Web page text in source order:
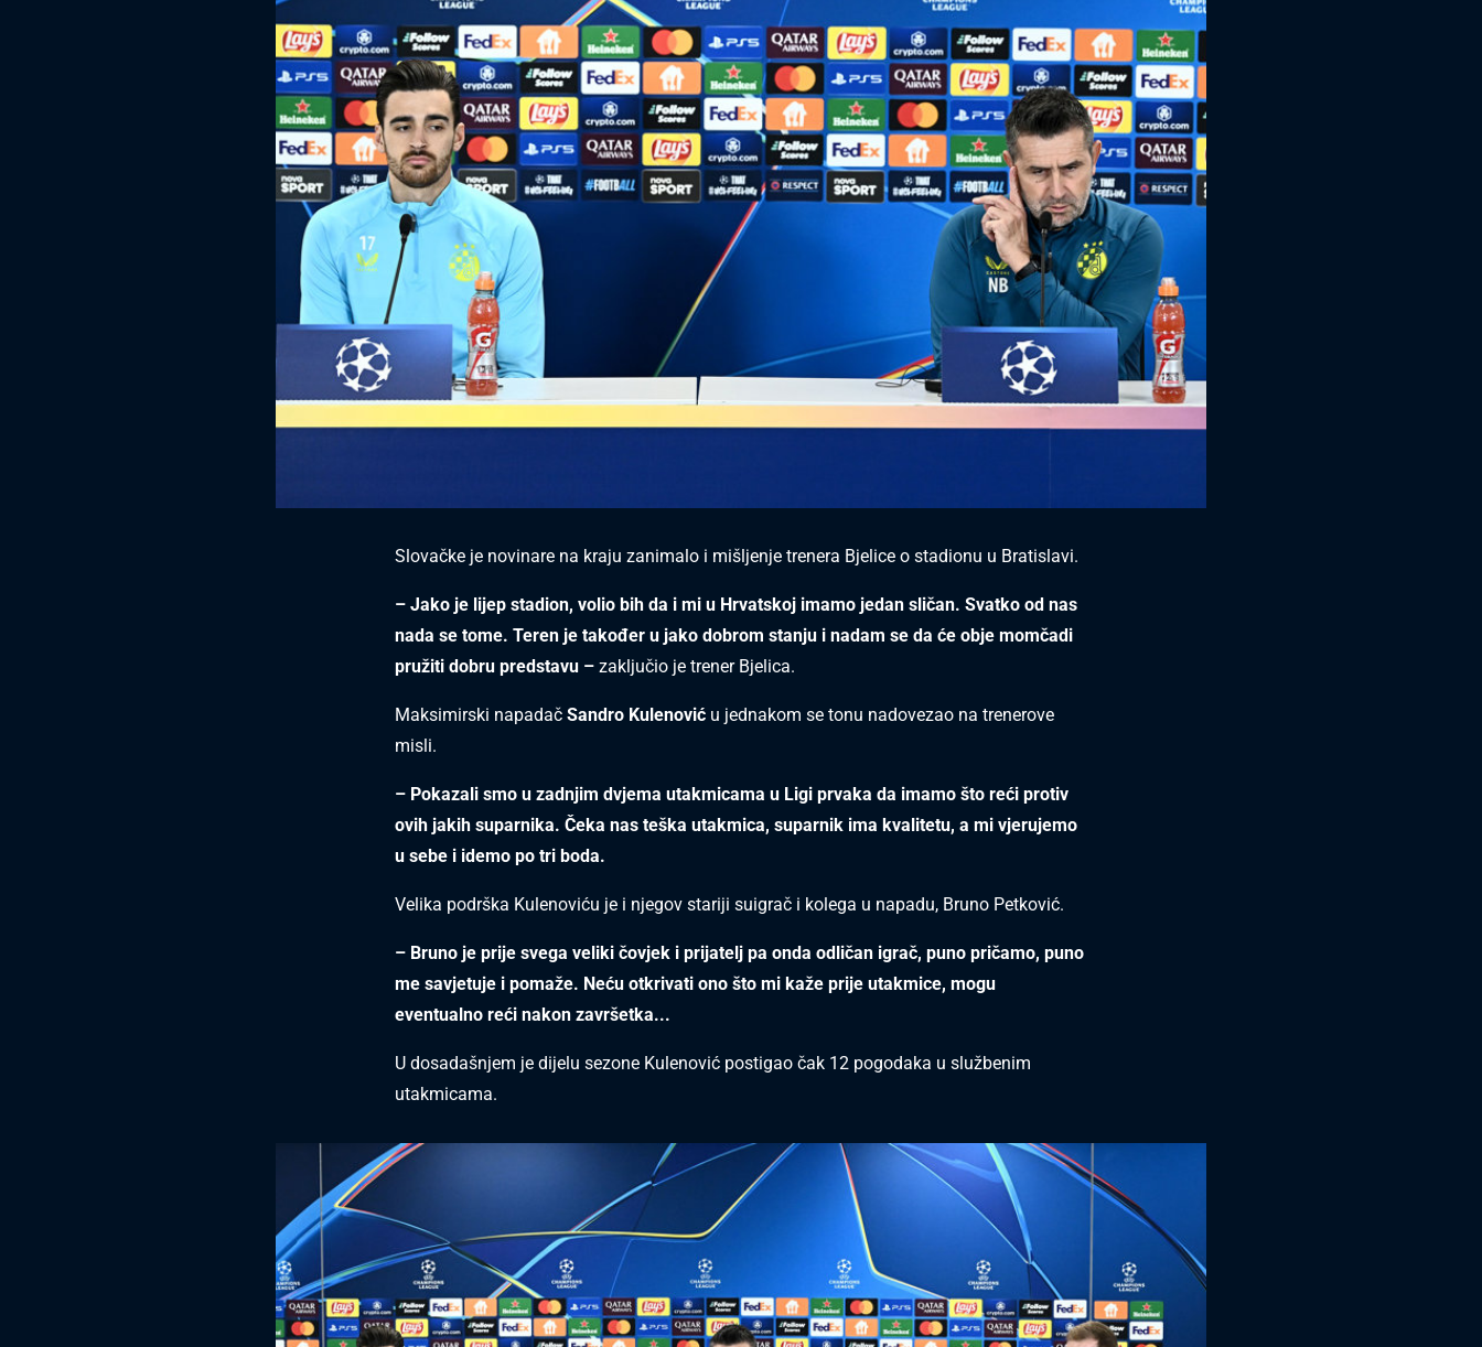
Slovačke je novinare na kraju zanimalo i mišljenje trenera Bjelice o stadionu u Bratislavi.
– Jako je lijep stadion, volio bih da i mi u Hrvatskoj imamo jedan sličan. Svatko od nas
nada se tome. Teren je također u jako dobrom stanju i nadam se da će obje momčadi
pružiti dobru predstavu – zaključio je trener Bjelica.
Maksimirski napadač Sandro Kulenović u jednakom se tonu nadovezao na trenerove
misli.
– Pokazali smo u zadnjim dvjema utakmicama u Ligi prvaka da imamo što reći protiv
ovih jakih suparnika. Čeka nas teška utakmica, suparnik ima kvalitetu, a mi vjerujemo
u sebe i idemo po tri boda.
Velika podrška Kulenoviću je i njegov stariji suigrač i kolega u napadu, Bruno Petković.
– Bruno je prije svega veliki čovjek i prijatelj pa onda odličan igrač, puno pričamo, puno
me savjetuje i pomaže. Neću otkrivati ono što mi kaže prije utakmice, mogu
eventualno reći nakon završetka...
U dosadašnjem je dijelu sezone Kulenović postigao čak 12 pogodaka u službenim
utakmicama.